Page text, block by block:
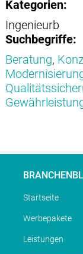
Kategorien:
Ingenieurb
Suchbegriffe:
Beratung,
Startseite
Werbepakete
Leistungen